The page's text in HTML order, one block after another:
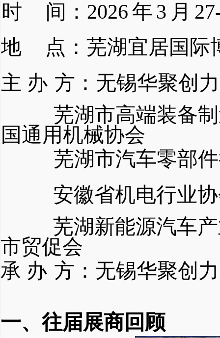
时 间： 2026年 3 月
地
点：芜湖宜居国际
主 办 方：无锡华聚创
芜湖市高端装备
国通用机械协会
芜湖市汽车零部
安徽省机电行业
芜湖新能源汽车
市贸促会
承 办 方：无锡华聚创
一、往届展商回顾